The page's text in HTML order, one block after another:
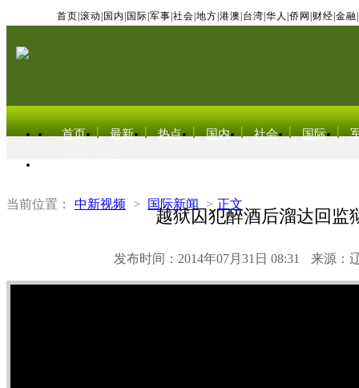
首页 滚动 国内 国际 军事 社会 地方 港澳 台湾 华人 侨网 财经 金融
首页 最新 热点 国内 社会 国际
当前位置： 中新视频 > 国际新闻 > 正文
越狱囚犯醉酒后溜达回监
发布时间：2014年07月31日 08:31 来源：